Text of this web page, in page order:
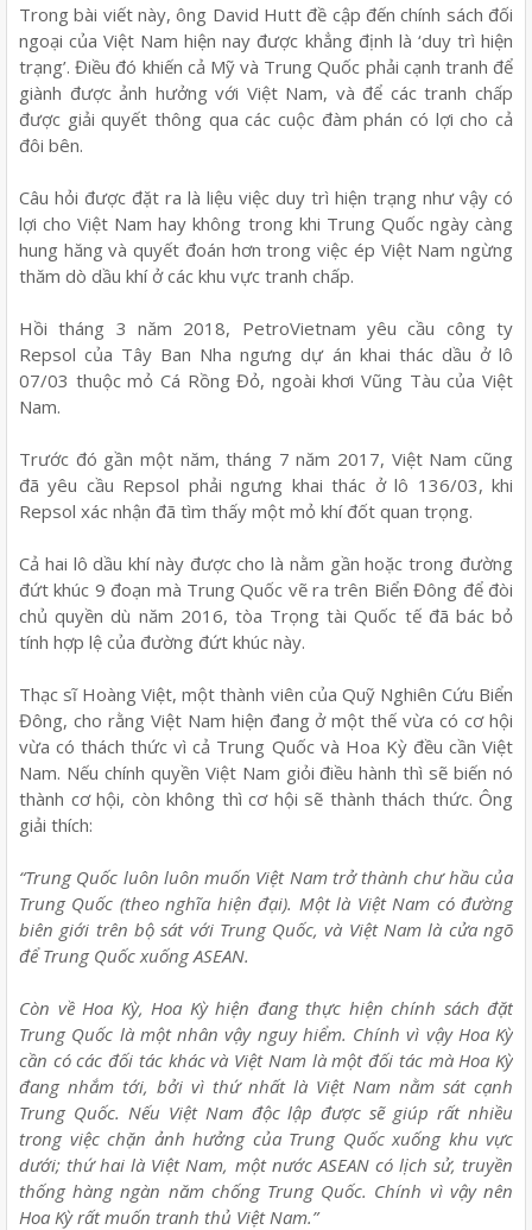
Trong bài viết này, ông David Hutt đề cập đến chính sách đối
ngoại của Việt Nam hiện nay được khẳng định là ‘duy trì hiện
trạng’. Điều đó khiến cả Mỹ và Trung Quốc phải cạnh tranh để
giành được ảnh hưởng với Việt Nam, và để các tranh chấp
được giải quyết thông qua các cuộc đàm phán có lợi cho cả
đôi bên.
Câu hỏi được đặt ra là liệu việc duy trì hiện trạng như vậy có
lợi cho Việt Nam hay không trong khi Trung Quốc ngày càng
hung hăng và quyết đoán hơn trong việc ép Việt Nam ngừng
thăm dò dầu khí ở các khu vực tranh chấp.
Hồi tháng 3 năm 2018, PetroVietnam yêu cầu công ty
Repsol của Tây Ban Nha ngưng dự án khai thác dầu ở lô
07/03 thuộc mỏ Cá Rồng Đỏ, ngoài khơi Vũng Tàu của Việt
Nam.
Trước đó gần một năm, tháng 7 năm 2017, Việt Nam cũng
đã yêu cầu Repsol phải ngưng khai thác ở lô 136/03, khi
Repsol xác nhận đã tìm thấy một mỏ khí đốt quan trọng.
Cả hai lô dầu khí này được cho là nằm gần hoặc trong đường
đứt khúc 9 đoạn mà Trung Quốc vẽ ra trên Biển Đông để đòi
chủ quyền dù năm 2016, tòa Trọng tài Quốc tế đã bác bỏ
tính hợp lệ của đường đứt khúc này.
Thạc sĩ Hoàng Việt, một thành viên của Quỹ Nghiên Cứu Biển
Đông, cho rằng Việt Nam hiện đang ở một thế vừa có cơ hội
vừa có thách thức vì cả Trung Quốc và Hoa Kỳ đều cần Việt
Nam. Nếu chính quyền Việt Nam giỏi điều hành thì sẽ biến nó
thành cơ hội, còn không thì cơ hội sẽ thành thách thức. Ông
giải thích:
“Trung Quốc luôn luôn muốn Việt Nam trở thành chư hầu của
Trung Quốc (theo nghĩa hiện đại). Một là Việt Nam có đường
biên giới trên bộ sát với Trung Quốc, và Việt Nam là cửa ngõ
để Trung Quốc xuống ASEAN.
Còn về Hoa Kỳ, Hoa Kỳ hiện đang thực hiện chính sách đặt
Trung Quốc là một nhân vậy nguy hiểm. Chính vì vậy Hoa Kỳ
cần có các đối tác khác và Việt Nam là một đối tác mà Hoa Kỳ
đang nhắm tới, bởi vì thứ nhất là Việt Nam nằm sát cạnh
Trung Quốc. Nếu Việt Nam độc lập được sẽ giúp rất nhiều
trong việc chặn ảnh hưởng của Trung Quốc xuống khu vực
dưới; thứ hai là Việt Nam, một nước ASEAN có lịch sử, truyền
thống hàng ngàn năm chống Trung Quốc. Chính vì vậy nên
Hoa Kỳ rất muốn tranh thủ Việt Nam.”